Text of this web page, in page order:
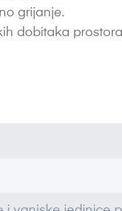
grijanje.
dobitaka